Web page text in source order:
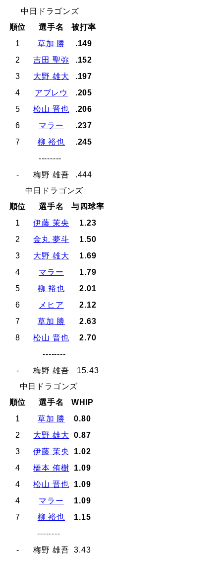
中日ドラゴンズ
順位
選手名
被打率
1
草加 勝
.149
2
吉田 聖弥
.152
3
大野 雄大
.197
4
アブレウ
.205
5
松山 晋也
.206
6
マラー
.237
7
柳 裕也
.245
--------
-
梅野 雄吾
.444
中日ドラゴンズ
順位
選手名
与四球率
1
伊藤 茉央
1.23
2
金丸 夢斗
1.50
3
大野 雄大
1.69
4
マラー
1.79
5
柳 裕也
2.01
6
メヒア
2.12
7
草加 勝
2.63
8
松山 晋也
2.70
--------
-
梅野 雄吾
15.43
中日ドラゴンズ
順位
選手名
WHIP
1
草加 勝
0.80
2
大野 雄大
0.87
3
伊藤 茉央
1.02
4
橋本 侑樹
1.09
4
松山 晋也
1.09
4
マラー
1.09
7
柳 裕也
1.15
--------
-
梅野 雄吾 3.43